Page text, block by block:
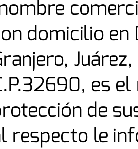
domicilio en
es
de
respecto le